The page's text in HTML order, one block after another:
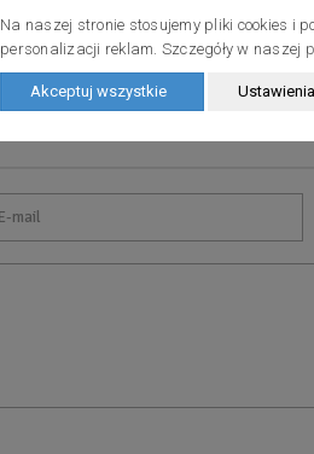
Na naszej stronie stosujemy pliki cookies i
personalizacji reklam. Szczegóły w naszej
Akceptuj wszystkie Ustawienia